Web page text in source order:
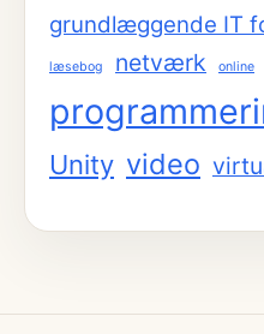
grundlæggende IT
læsebog netværk online
Unity video